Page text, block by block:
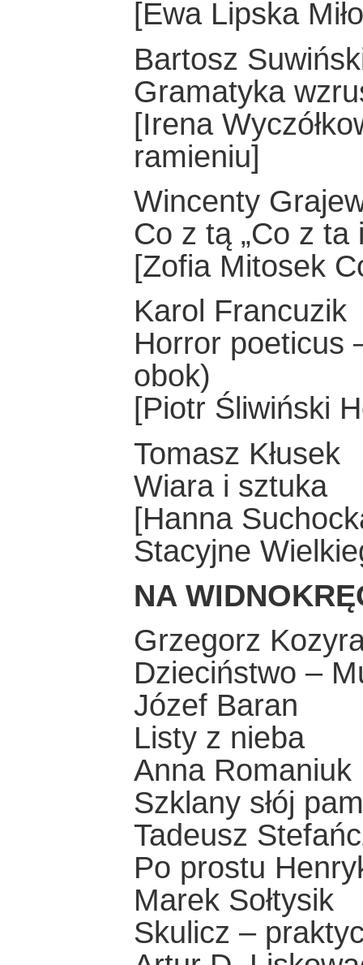
[Ewa Lipska
Bartosz
Gramatyka
[Irena
ramieniu]
Wincenty
Co z tą „Co z ta
[Zofia Mitosek
Karol Francuzik
Horror poeticus
obok)
[Piotr Śliwiński
Tomasz Kłusek
Wiara i sztuka
[Hanna
Stacyjne
NA
Grzegorz
Dzieciństwo –
Józef Baran
Listy z nieba
Anna Romaniuk
Szklany słój
Tadeusz
Po prostu
Marek Sołtysik
Skulicz –